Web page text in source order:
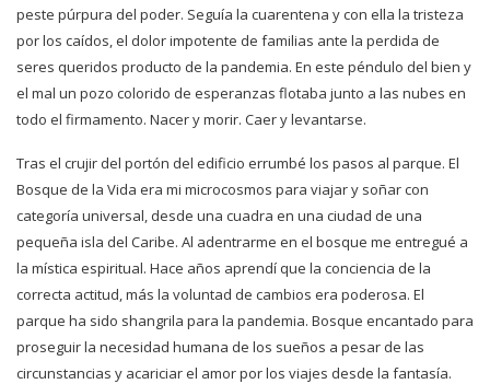
peste púrpura del poder. Seguía la cuarentena y con ella la tristeza
por los caídos, el dolor impotente de familias ante la perdida de
seres queridos producto de la pandemia. En este péndulo del bien y
el mal un pozo colorido de esperanzas flotaba junto a las nubes en
todo el firmamento. Nacer y morir. Caer y levantarse.
Tras el crujir del portón del edificio errumbé los pasos al parque. El
Bosque de la Vida era mi microcosmos para viajar y soñar con
categoría universal, desde una cuadra en una ciudad de una
pequeña isla del Caribe. Al adentrarme en el bosque me entregué a
la mística espiritual. Hace años aprendí que la conciencia de la
correcta actitud, más la voluntad de cambios era poderosa. El
parque ha sido shangrila para la pandemia. Bosque encantado para
proseguir la necesidad humana de los sueños a pesar de las
circunstancias y acariciar el amor por los viajes desde la fantasía.